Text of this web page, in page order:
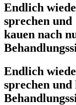
Endlich
sprechen und
kauen nach
Endlich
sprechen